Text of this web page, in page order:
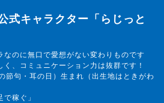
式キャラクター「らじっと
なのに無口で愛想がない変わりものです
く、コミュニケーション力は抜群です！
節句・耳の日）生まれ（出生地はときがわ
で稼ぐ」